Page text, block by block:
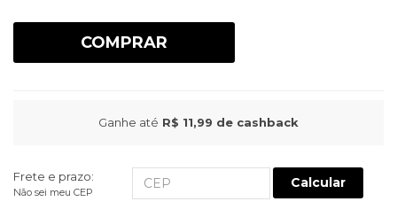
COMPRAR
Ganhe até R$ 11,99 de cashback
Frete e prazo:
Não sei meu CEP
Calcular